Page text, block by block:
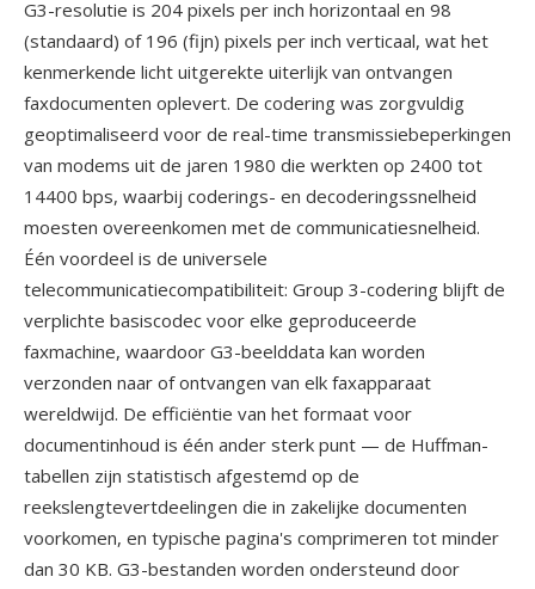
G3-resolutie is 204 pixels per inch horizontaal en 98
(standaard) of 196 (fijn) pixels per inch verticaal, wat het
kenmerkende licht uitgerekte uiterlijk van ontvangen
faxdocumenten oplevert. De codering was zorgvuldig
geoptimaliseerd voor de real-time transmissiebeperkingen
van modems uit de jaren 1980 die werkten op 2400 tot
14400 bps, waarbij coderings- en decoderingssnelheid
moesten overeenkomen met de communicatiesnelheid.
Één voordeel is de universele
telecommunicatiecompatibiliteit: Group 3-codering blijft de
verplichte basiscodec voor elke geproduceerde
faxmachine, waardoor G3-beelddata kan worden
verzonden naar of ontvangen van elk faxapparaat
wereldwijd. De efficiëntie van het formaat voor
documentinhoud is één ander sterk punt — de Huffman-
tabellen zijn statistisch afgestemd op de
reekslengtevertdeelingen die in zakelijke documenten
voorkomen, en typische pagina's comprimeren tot minder
dan 30 KB. G3-bestanden worden ondersteund door